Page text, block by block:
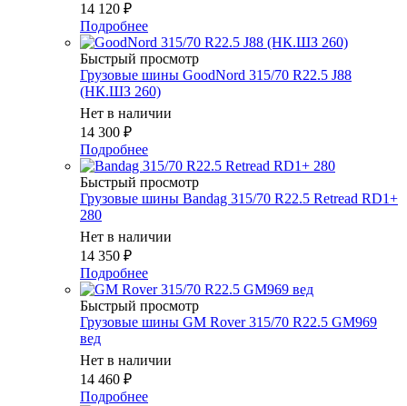
14 120 ₽
Подробнее
Быстрый просмотр
Грузовые шины GoodNord 315/70 R22.5 J88
(НК.ШЗ 260)
Нет в наличии
14 300 ₽
Подробнее
Быстрый просмотр
Грузовые шины Bandag 315/70 R22.5 Retread RD1+
280
Нет в наличии
14 350 ₽
Подробнее
Быстрый просмотр
Грузовые шины GM Rover 315/70 R22.5 GM969
вед
Нет в наличии
14 460 ₽
Подробнее